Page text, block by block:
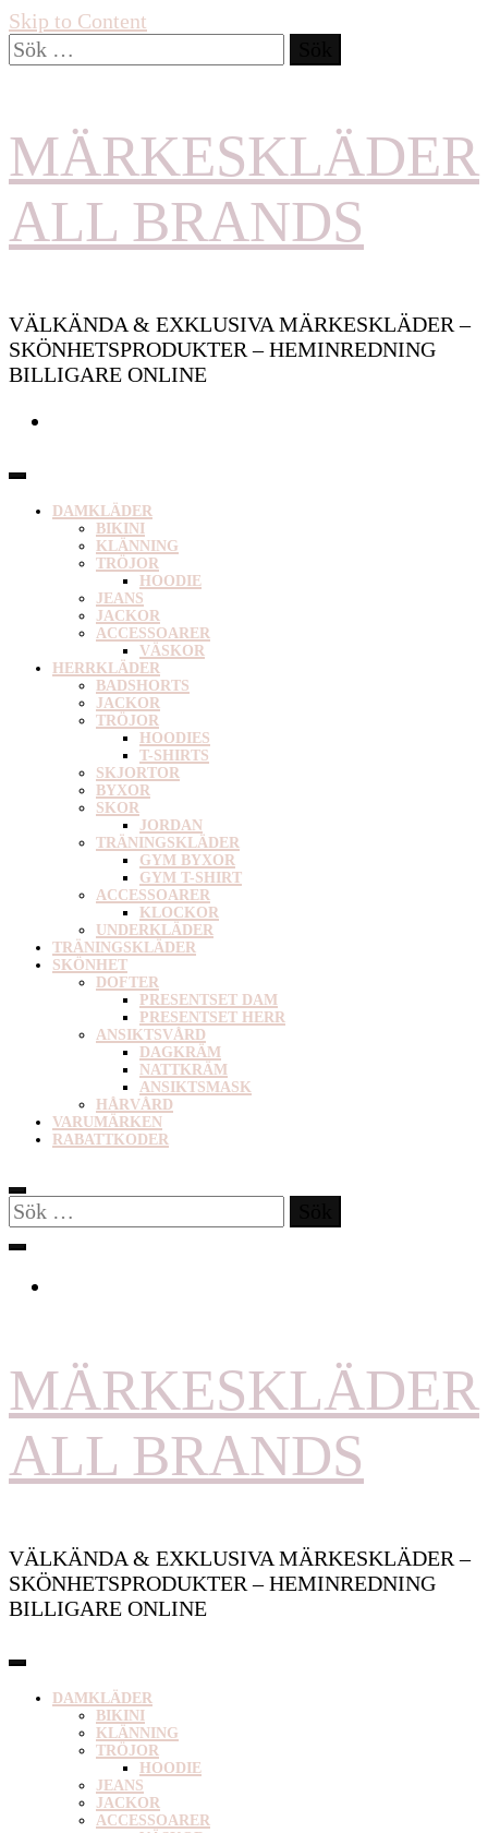
Skip to Content
Sök
efter:
MÄRKESKLÄDER
ALL BRANDS
VÄLKÄNDA & EXKLUSIVA MÄRKESKLÄDER –
SKÖNHETSPRODUKTER – HEMINREDNING
BILLIGARE ONLINE
DAMKLÄDER
BIKINI
KLÄNNING
TRÖJOR
HOODIE
JEANS
JACKOR
ACCESSOARER
VÄSKOR
HERRKLÄDER
BADSHORTS
JACKOR
TRÖJOR
HOODIES
T-SHIRTS
SKJORTOR
BYXOR
SKOR
JORDAN
TRÄNINGSKLÄDER
GYM BYXOR
GYM T-SHIRT
ACCESSOARER
KLOCKOR
UNDERKLÄDER
TRÄNINGSKLÄDER
SKÖNHET
DOFTER
PRESENTSET DAM
PRESENTSET HERR
ANSIKTSVÅRD
DAGKRÄM
NATTKRÄM
ANSIKTSMASK
HÅRVÅRD
VARUMÄRKEN
RABATTKODER
Sök
efter:
MÄRKESKLÄDER
ALL BRANDS
VÄLKÄNDA & EXKLUSIVA MÄRKESKLÄDER –
SKÖNHETSPRODUKTER – HEMINREDNING
BILLIGARE ONLINE
DAMKLÄDER
BIKINI
KLÄNNING
TRÖJOR
HOODIE
JEANS
JACKOR
ACCESSOARER